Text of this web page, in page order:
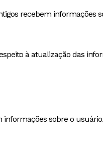
recebem informações
à atualização das
sobre o